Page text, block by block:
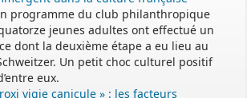
programme du club philanthropique
jeunes adultes ont effectué un
dont la deuxième étape a eu lieu au
Un petit choc culturel positif
eux.
vigie canicule » : les facteurs